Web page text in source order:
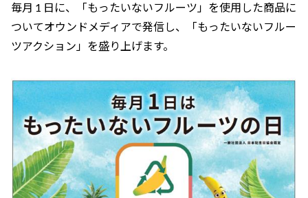
毎月 1 日に、「もったいないフルーツ」を使用した商品に
ついてオウンドメディアで発信し、「もったいないフルー
ツアクション」を盛り上げます。